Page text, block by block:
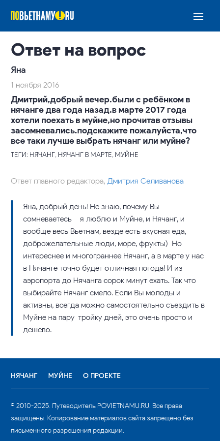
Ответ на вопрос
Яна
1 ноября 2016
Дмитрий,добрый вечер.были с ребёнком в
нячанге два года назад.в марте 2017 года
хотели поехать в муйне,но прочитав отзывы
засомневались.подскажите пожалуйста,что
все таки лучше выбрать нячанг или муйне?
ТЕГИ: НЯЧАНГ, НЯЧАНГ В МАРТЕ, МУЙНЕ
Ответ главного редактора,Дмитрия Селиванова
Яна, добрый день! Не знаю, почему Вы
сомневаетесь – я люблю и Муйне, и Нячанг, и
вообще весь Вьетнам, везде есть вкусная еда,
доброжелательные люди, море, фрукты) Но
интереснее и многограннее Нячанг, а в марте у нас
в Нячанге точно будет отличная погода! И из
аэропорта до Нячанга сорок минут ехать. Так что
выбирайте Нячанг смело. Если Вы молоды и
активны, всегда можно самостоятельно съездить в
Муйне на пару-тройку дней, это очень просто и
дешево.
НЯЧАНГ МУЙНЕ О ПРОЕКТЕ
© 2010-2025. Путеводитель POVIETNAMU.RU. Все права
защищены. Копирование материалов сайта запрещено без
письменного разрешения редакции.